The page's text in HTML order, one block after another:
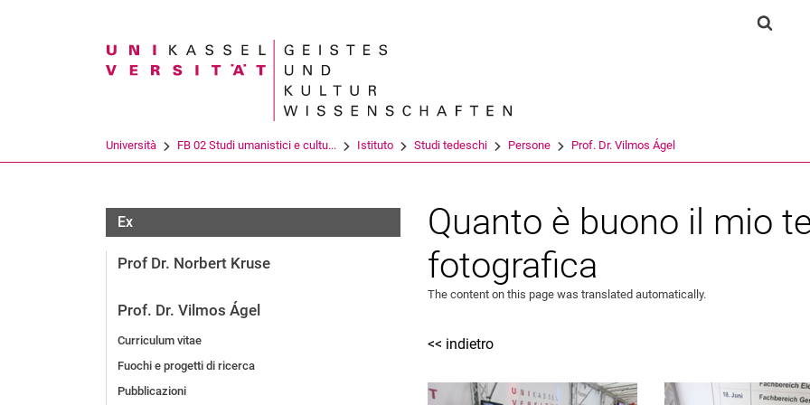
Jump directly to: content
Jump directly to: search
Jump directly to: main
Search term
Università FB 02 Studi umanistici e cultu... Istituto Studi tedeschi Persone Prof. Dr. Vilmos Ágel
Ex
Prof Dr. Norbert Kruse
Prof. Dr. Vilmos Ágel
Curriculum vitae
Fuochi e progetti di ricerca
Pubblicazioni
Quanto è buono il mio
fotografica
The content on this page was translated automatically.
<< indietro